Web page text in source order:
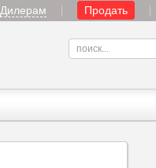
Дилерам Продать